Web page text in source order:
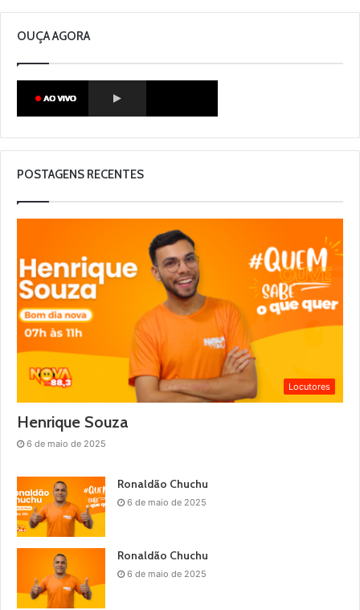
OUÇA AGORA
POSTAGENS RECENTES
Locutores
Henrique Souza
6 de maio de 2025
Ronaldão Chuchu
6 de maio de 2025
Ronaldão Chuchu
6 de maio de 2025